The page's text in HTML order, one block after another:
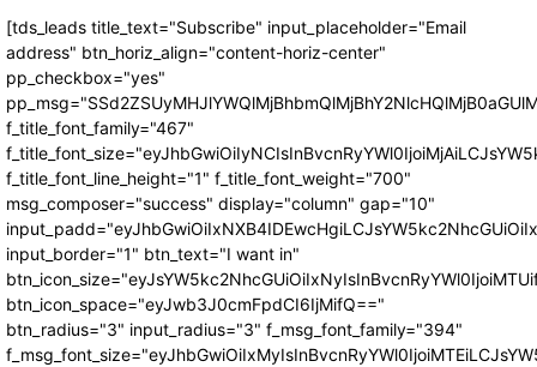
[tds_leads title_text="Subscribe" input_placeholder="Email
address" btn_horiz_align="content-horiz-center"
pp_checkbox="yes"
f_title_font_family="467"
f_title_font_line_height="1" f_title_font_weight="700"
msg_composer="success" display="column" gap="10"
input_border="1" btn_text="I want in"
btn_icon_space="eyJwb3J0cmFpdCI6IjMifQ=="
btn_radius="3" input_radius="3" f_msg_font_family="394"